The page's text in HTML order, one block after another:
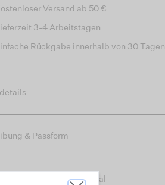
Versand ab 50 €
3-4 Arbeitstagen
Rückgabe innerhalb von 30 Tagen
& Passform
das verwendete Material